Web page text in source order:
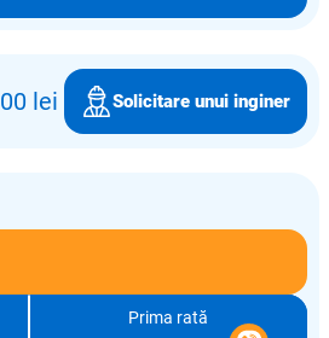
lei Solicitare unui inginer
Prima rată